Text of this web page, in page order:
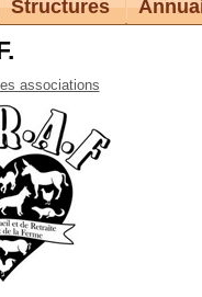
Structures
associations